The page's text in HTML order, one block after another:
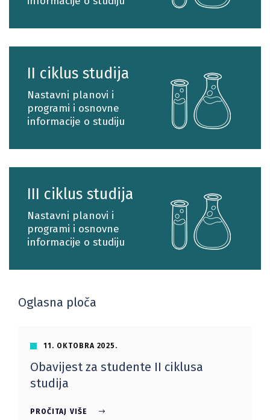
II ciklus studija
Nastavni planovi i
programi i osnovne
informacije o studiju
III ciklus studija
Nastavni planovi i
programi i osnovne
informacije o studiju
Oglasna ploča
11. OKTOBRA 2025.
Obavijest za studente II ciklusa
studija
PROČITAJ VIŠE